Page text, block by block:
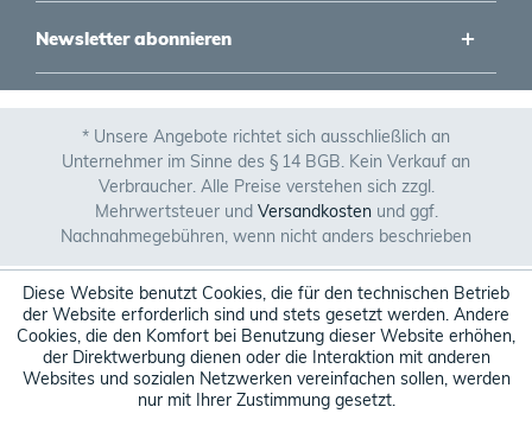
Newsletter abonnieren
* Unsere Angebote richtet sich ausschließlich an
Unternehmer im Sinne des § 14 BGB. Kein Verkauf an
Verbraucher. Alle Preise verstehen sich zzgl.
Mehrwertsteuer und Versandkostenund ggf.
Nachnahmegebühren, wenn nicht anders beschrieben
Diese Website benutzt Cookies, die für den technischen Betrieb
der Website erforderlich sind und stets gesetzt werden. Andere
Cookies, die den Komfort bei Benutzung dieser Website erhöhen,
der Direktwerbung dienen oder die Interaktion mit anderen
Websites und sozialen Netzwerken vereinfachen sollen, werden
nur mit Ihrer Zustimmung gesetzt.